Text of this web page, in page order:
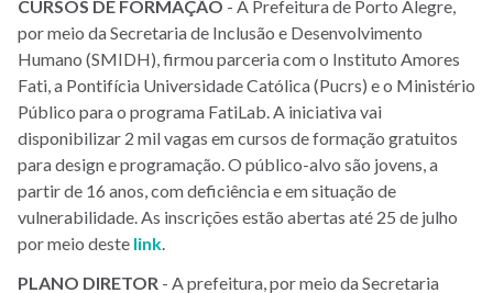
CURSOS DE FORMAÇÃO - A Prefeitura de Porto Alegre,
por meio da Secretaria de Inclusão e Desenvolvimento
Humano (SMIDH), firmou parceria com o Instituto Amores
Fati, a Pontifícia Universidade Católica (Pucrs) e o Ministério
Público para o programa FatiLab. A iniciativa vai
disponibilizar 2 mil vagas em cursos de formação gratuitos
para design e programação. O público-alvo são jovens, a
partir de 16 anos, com deficiência e em situação de
vulnerabilidade. As inscrições estão abertas até 25 de julho
por meio deste link
PLANO DIRETOR - A prefeitura, por meio da Secretaria